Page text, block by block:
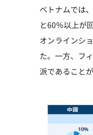
ベトナムでは
と60％以上が
オンラインシ
た。一方、フ
派であること